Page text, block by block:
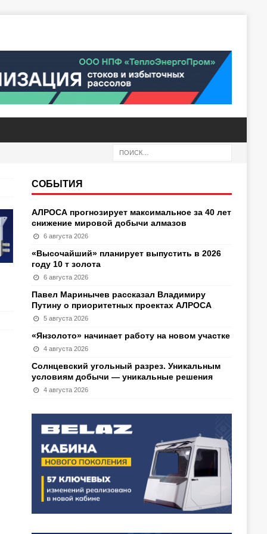
СОБЫТИЯ
АЛРОСА прогнозирует максимальное за 40 лет
снижение мировой добычи алмазов
6 августа 2026
«Высочайший» планирует выпустить в 2026
году 10 т золота
6 августа 2026
Павел Маринычев рассказал Владимиру
Путину о приоритетных проектах АЛРОСА
5 августа 2026
«Янзолото» начинает работу на новом участке
4 августа 2026
Солнцевский угольный разрез. Уникальным
условиям добычи — уникальные решения
4 августа 2026